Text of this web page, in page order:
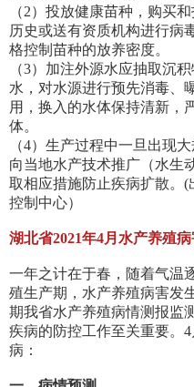
（2）投放健康苗种，购买
历史或送有资质机构进行病
格控制苗种的放养密度。
（3）加注外源水应抽取沉
水，对水源进行预先消毒、
用，换入的水体保持清新，
体。
（4）生产过程中一旦出现
向当地水产技术推广（水生
取相应措施防止疾病扩散。
控制中心）
湖北省2021年4月水产养殖
一年之计在于春，随着气温
殖生产期，水产养殖病害发
期我省水产养殖病情测报监
疾病的防控工作至关重要。
病：